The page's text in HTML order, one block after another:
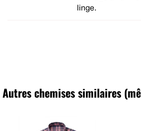
linge.
Autres chemises similaires